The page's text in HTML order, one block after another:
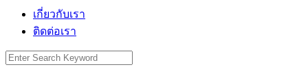
เกี่ยวกับเรา
ติดต่อเรา
Search
for: